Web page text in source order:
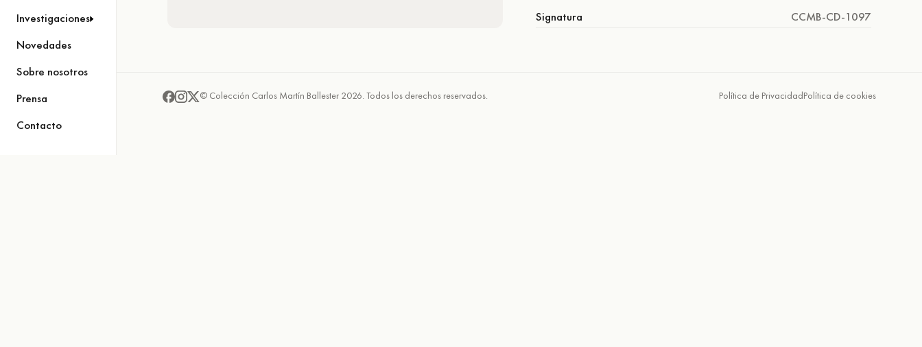
Investigaciones
Novedades
Sobre nosotros
Prensa
Contacto
Signatura
CCMB-CD-1097
© Colección Carlos Martín Ballester 2026. Todos los derechos reservados. Política de PrivacidadPolítica de cookies